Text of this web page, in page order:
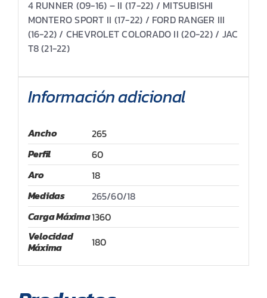
4 RUNNER (09-16) – II (17-22) / MITSUBISHI
MONTERO SPORT II (17-22) / FORD RANGER III
(16-22) / CHEVROLET COLORADO II (20-22) / JAC
T8 (21-22)
Información adicional
Ancho
265
Perfil
60
Aro
18
Medidas
265/60/18
Carga Máxima1360
Velocidad
Máxima 180